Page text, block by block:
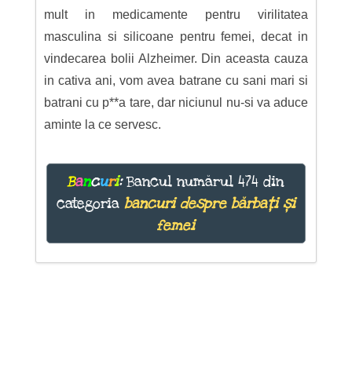
mult in medicamente pentru virilitatea
masculina si silicoane pentru femei, decat in
vindecarea bolii Alzheimer. Din aceasta cauza
in cativa ani, vom avea batrane cu sani mari si
batrani cu p**a tare, dar niciunul nu-si va aduce
aminte la ce servesc.
Bancuri:Bancul numărul 474 din
categoria bancuri despre bărbați și
femei